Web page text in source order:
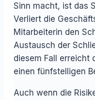
Sinn macht, ist das
Verliert die
Mitarbeiterin den
Austausch der
diesem Fall erreicht
einen fünfstelligen
Auch wenn die